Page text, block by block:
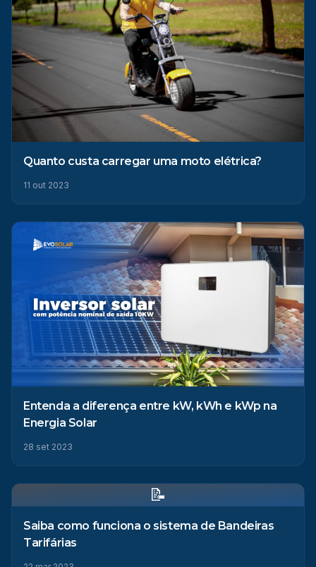
Quanto custa carregar uma moto elétrica?
11 out 2023
Entenda a diferença entre kW, kWh e kWp na
Energia Solar
28 set 2023
📝
Saiba como funciona o sistema de Bandeiras
Tarifárias